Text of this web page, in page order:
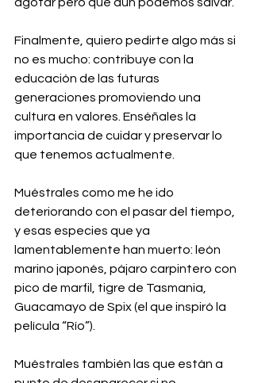
agotar pero que aún podemos salvar.
Finalmente, quiero pedirte algo más si
no es mucho: contribuye con la
educación de las futuras
generaciones promoviendo una
cultura en valores. Enséñales la
importancia de cuidar y preservar lo
que tenemos actualmente.
Muéstrales como me he ido
deteriorando con el pasar del tiempo,
y esas especies que ya
lamentablemente han muerto: león
marino japonés, pájaro carpintero con
pico de marfil, tigre de Tasmania,
Guacamayo de Spix (el que inspiró la
película “Río”).
Muéstrales también las que están a